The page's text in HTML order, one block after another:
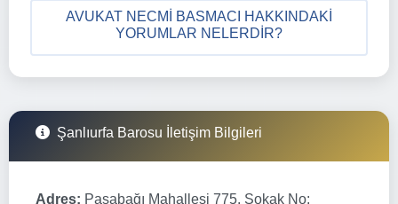
AVUKAT NECMI BASMACI HAKKINDAKI
YORUMLAR NELERDIR?
Şanlıurfa Barosu İletişim Bilgileri
Adres: Paşabağı Mahallesi 775. Sokak No: